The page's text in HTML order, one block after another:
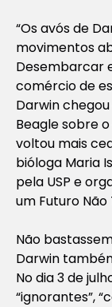
“Os avós de
movimentos
Desembarcar
comércio de
Darwin
Beagle sobre
voltou mais
bióloga Maria
pela USP e
um Futuro
Não
Darwin
No dia 3 de
“ignorantes”,